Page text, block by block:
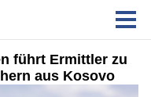
führt Ermittler zu
aus Kosovo